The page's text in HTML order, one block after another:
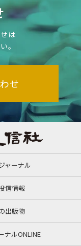
は
。
せ
ャーナル
信情報
出版物
ナルONLINE